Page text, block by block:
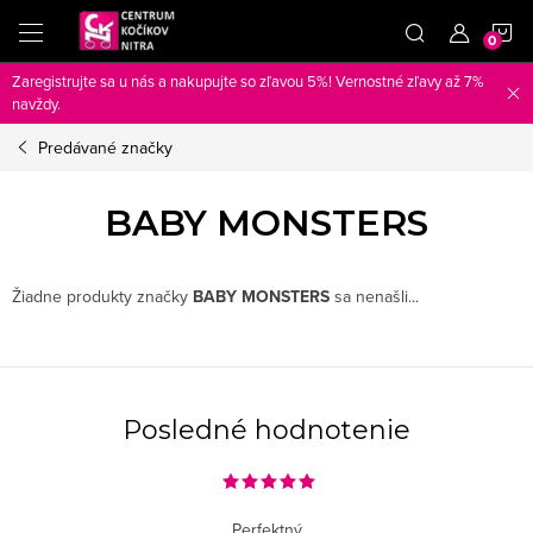
obsah
Zaregistrujte sa u nás a nakupujte so zľavou 5%! Vernostné zľavy až 7%
navždy.
Predávané značky
BABY MONSTERS
Žiadne produkty značky BABY MONSTERS sa nenašli...
Posledné hodnotenie